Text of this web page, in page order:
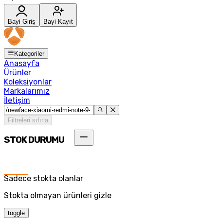
Bayi Giriş Bayi Kayıt
Kategoriler
Anasayfa
Ürünler
Koleksiyonlar
Markalarımız
İletişim
Filtreleri sıfırla
STOK DURUMU
Sadece stokta olanlar
Stokta olmayan ürünleri gizle
toggle